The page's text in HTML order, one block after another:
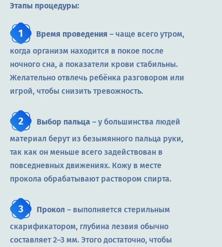
Этапы процедуры:
Время проведения – чаще всего утром,
когда организм находится в покое после
ночного сна, а показатели крови стабильны.
Желательно отвлечь ребёнка разговором или
игрой, чтобы снизить тревожность.
Выбор пальца – у большинства людей
материал берут из безымянного пальца руки,
так как он меньше всего задействован в
повседневных движениях. Кожу в месте
прокола обрабатывают раствором спирта.
Прокол – выполняется стерильным
скарификатором, глубина лезвия обычно
составляет 2–3 мм. Этого достаточно, чтобы